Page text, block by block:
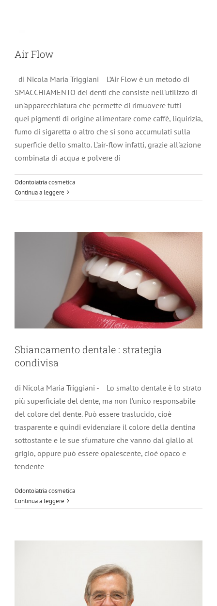
Air Flow
di Nicola Maria Triggiani L’Air Flow è un metodo di
SMACCHIAMENTO dei denti che consiste nell'utilizzo di
un'apparecchiatura che permette di rimuovere tutti
quei pigmenti di origine alimentare come caffè, liquirizia,
fumo di sigaretta o altro che si sono accumulati sulla
superficie dello smalto. L’air-flow infatti, grazie all'azione
combinata di acqua e polvere di
Odontoiatria cosmetica
Continua a leggere
Sbiancamento dentale : strategia
Sbiancamento dentale : strategia
condivisa
di Nicola Maria Triggiani - Lo smalto dentale è lo strato
più superficiale del dente, ma non l’unico responsabile
del colore del dente. Può essere traslucido, cioè
trasparente e quindi evidenziare il colore della dentina
sottostante e le sue sfumature che vanno dal giallo al
grigio, oppure può essere opalescente, cioè opaco e
tendente
Odontoiatria cosmetica
Continua a leggere